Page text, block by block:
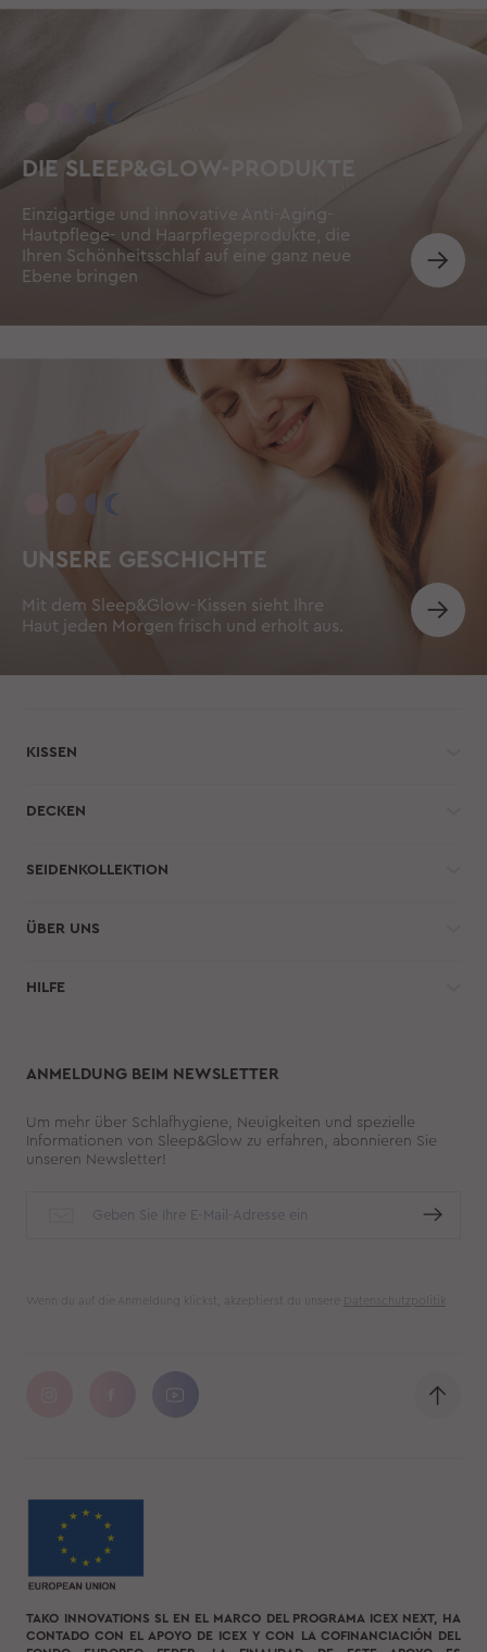
DIE SLEEP&GLOW-PRODUKTE
Einzigartige und innovative Anti-Aging-
Hautpflege- und Haarpflegeprodukte, die
Ihren Schönheitsschlaf auf eine ganz neue
Ebene bringen
UNSERE GESCHICHTE
Mit dem Sleep&Glow-Kissen sieht Ihre
Haut jeden Morgen frisch und erholt aus.
KISSEN
DECKEN
SEIDENKOLLEKTION
ÜBER UNS
HILFE
ANMELDUNG BEIM NEWSLETTER
Um mehr über Schlafhygiene, Neuigkeiten und spezielle
Informationen von Sleep&Glow zu erfahren, abonnieren Sie
unseren Newsletter!
Wenn du auf die Anmeldung klickst, akzeptierst du unsere Datenschutzpolitik
TAKO INNOVATIONS SL EN EL MARCO DEL PROGRAMA ICEX NEXT, HA
CONTADO CON EL APOYO DE ICEX Y CON LA COFINANCIACIÓN DEL